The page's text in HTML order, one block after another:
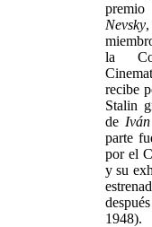
Nevsky
la
recibe
Stalin
de
parte
por el
y su
1948).